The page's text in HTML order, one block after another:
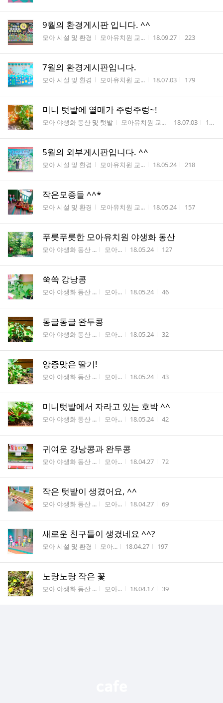
9월의 환경게시판 입니다. ^^
게시판명
모아 시설 및 환경 작성자
모아유치원 교... 작성시간
18.09.27 조회수
223
7월의 환경게시판입니다.
게시판명
모아 시설 및 환경 작성자
모아유치원 교... 작성시간
18.07.03 조회수
179
미니 텃밭에 열매가 주렁주렁~!
게시판명
모아 야생화 동산 및 텃밭 작성자
모아유치원 교... 작성시간
18.07.03 조회
104
5월의 외부게시판입니다. ^^
게시판명
모아 시설 및 환경 작성자
모아유치원 교... 작성시간
18.05.24 조회수
218
작은모종들 ^^*
게시판명
모아 시설 및 환경 작성자
모아유치원 교... 작성시간
18.05.24 조회수
157
푸릇푸릇한 모아유치원 야생화 동산
게시판명
모아 야생화 동산 ... 작성자
모아... 작성시간
18.05.24 조회수
127
쑥쑥 강낭콩
게시판명
모아 야생화 동산 ... 작성자
모아... 작성시간
18.05.24 조회수
46
동글동글 완두콩
게시판명
모아 야생화 동산 ... 작성자
모아... 작성시간
18.05.24 조회수
32
앙증맞은 딸기!
게시판명
모아 야생화 동산 ... 작성자
모아... 작성시간
18.05.24 조회수
43
미니텃밭에서 자라고 있는 호박 ^^
게시판명
모아 야생화 동산 ... 작성자
모아... 작성시간
18.05.24 조회수
42
귀여운 강낭콩과 완두콩
게시판명
모아 야생화 동산 ... 작성자
모아... 작성시간
18.04.27 조회수
72
작은 텃밭이 생겼어요, ^^
게시판명
모아 야생화 동산 ... 작성자
모아... 작성시간
18.04.27 조회수
69
새로운 친구들이 생겼네요 ^^?
게시판명
모아 시설 및 환경 작성자
모아... 작성시간
18.04.27 조회수
197
노랑노랑 작은 꽃
게시판명
모아 야생화 동산 ... 작성자
모아... 작성시간
18.04.17 조회수
39